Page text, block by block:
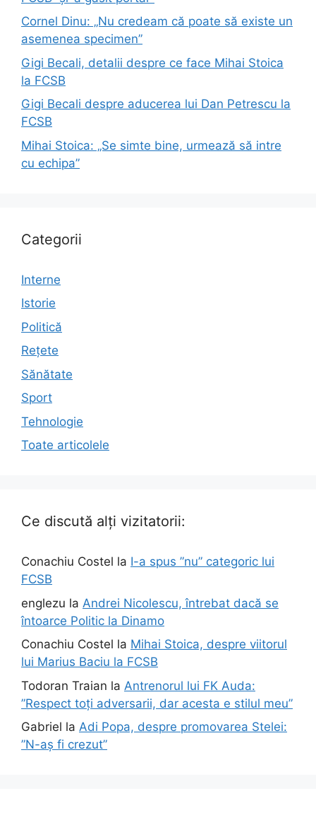
Cornel Dinu: „Nu credeam că poate să existe un
asemenea specimen”
Gigi Becali, detalii despre ce face Mihai Stoica
la FCSB
Gigi Becali despre aducerea lui Dan Petrescu la
FCSB
Mihai Stoica: „Se simte bine, urmează să intre
cu echipa”
Categorii
Interne
Istorie
Politică
Rețete
Sănătate
Sport
Tehnologie
Toate articolele
Ce discută alți vizitatorii:
Conachiu Costel la I-a spus ”nu” categoric lui
FCSB
englezu la Andrei Nicolescu, întrebat dacă se
întoarce Politic la Dinamo
Conachiu Costel la Mihai Stoica, despre viitorul
lui Marius Baciu la FCSB
Todoran Traian la Antrenorul lui FK Auda:
”Respect toți adversarii, dar acesta e stilul meu”
Gabriel la Adi Popa, despre promovarea Stelei:
”N-aș fi crezut”